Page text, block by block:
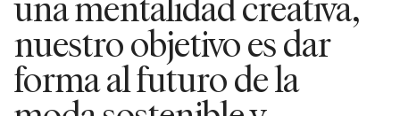
nuestro objetivo es dar
forma al futuro de la